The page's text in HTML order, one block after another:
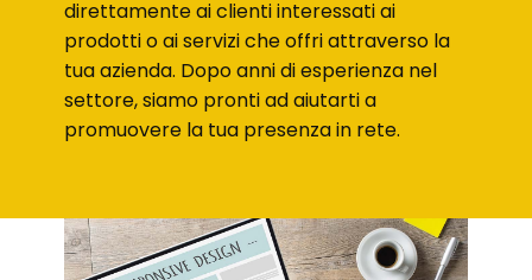
direttamente ai clienti interessati ai
prodotti o ai servizi che offri attraverso la
tua azienda. Dopo anni di esperienza nel
settore, siamo pronti ad aiutarti a
promuovere la tua presenza in rete.